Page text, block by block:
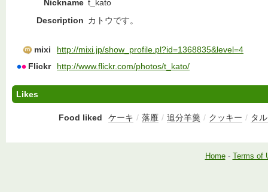
Nickname t_kato
Description カトウです。
mixi
http://mixi.jp/show_profile.pl?id=1368835&level=4
Flickr
http://www.flickr.com/photos/t_kato/
Likes
Food liked ケーキ / 落雁 / 追分羊羹 / クッキー / タ
Home- Terms of